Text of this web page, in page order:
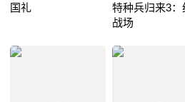
国礼
特种兵归来3：
战场